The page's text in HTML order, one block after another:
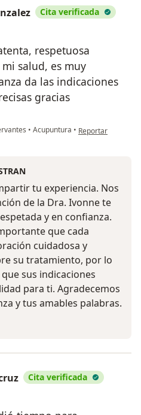
Cita verificada
respetuosa
salud, es muy
da las indicaciones
gracias
• Acupuntura • en opinión del
Reportar
tu experiencia. Nos
de la Dra. Ivonne te
y en confianza.
que cada
cuidadosa y
su tratamiento, por lo
sus indicaciones
para ti. Agradecemos
y tus amables palabras.
Cita verificada